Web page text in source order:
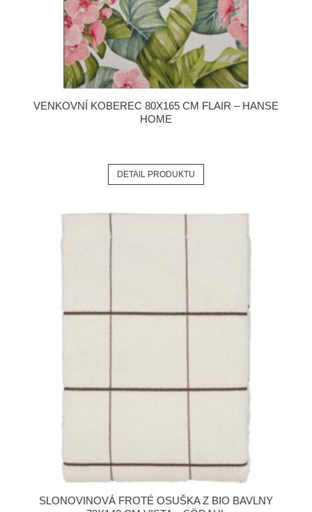
VENKOVNÍ KOBEREC 80X165 CM FLAIR – HANSE
HOME
DETAIL PRODUKTU
SLONOVINOVÁ FROTÉ OSUŠKA Z BIO BAVLNY